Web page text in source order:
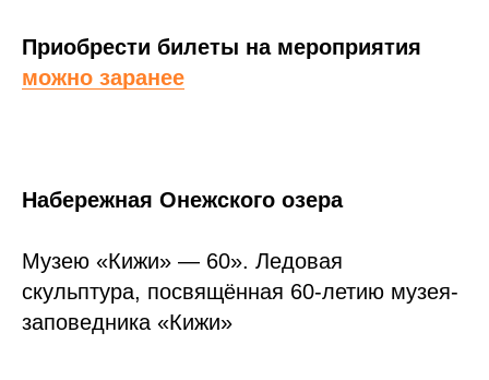
Приобрести билеты на мероприятия
можно заранее
Набережная Онежского озера
Музею «Кижи» — 60». Ледовая
скульптура, посвящённая 60-летию музея-
заповедника «Кижи»